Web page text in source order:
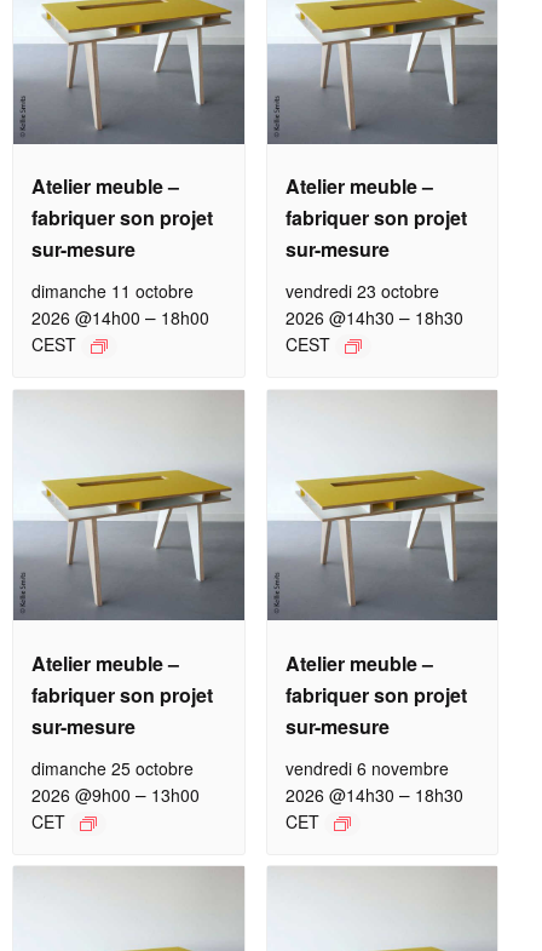
Atelier meuble –
fabriquer son projet
sur-mesure
dimanche 11 octobre
2026 @14h00 – 18h00
CEST
Atelier meuble –
fabriquer son projet
sur-mesure
vendredi 23 octobre
2026 @14h30 – 18h30
CEST
Atelier meuble –
fabriquer son projet
sur-mesure
dimanche 25 octobre
2026 @9h00 – 13h00
CET
Atelier meuble –
fabriquer son projet
sur-mesure
vendredi 6 novembre
2026 @14h30 – 18h30
CET